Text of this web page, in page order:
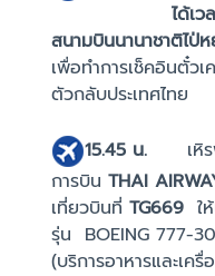
ได้เ
สนามบินนานาชาติไป่
เพื่อทำการเช็คอินตั๋ว
ตัวกลับประเทศไทย
15.45 น. เหิรฟ้
การบิน THAI
เที่ยวบินที่ TG669 ใ
รุ่น BOEING 777-
(บริการอาหารและเค